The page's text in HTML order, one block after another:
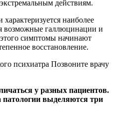
действиям.
наиболее
возможные галлюцинации и
симптомы начинают
восстановление.
психиатра Позвоните врачу
у разных пациентов.
патологии выделяются три